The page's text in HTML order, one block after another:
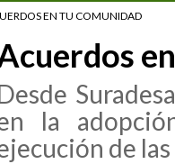
EN TU COMUNIDAD
la
de